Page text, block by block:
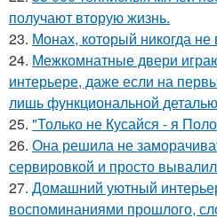
получают вторую жизнь.
23. Монах, который никогда
24. Межкомнатные двери
интерьере, даже если на
лишь функциональной
25. "Только не Кусайся - я
26. Она решила не
сервировкой и просто
27. Домашний уютный
воспоминаниями прошлого,